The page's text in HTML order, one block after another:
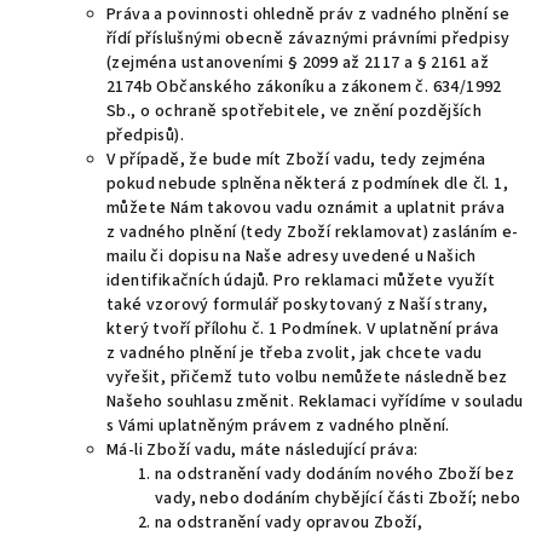
Práva a povinnosti ohledně práv z vadného plnění se
řídí příslušnými obecně závaznými právními předpisy
(zejména ustanoveními § 2099 až 2117 a § 2161 až
2174b Občanského zákoníku a zákonem č. 634/1992
Sb., o ochraně spotřebitele, ve znění pozdějších
předpisů).
V případě, že bude mít Zboží vadu, tedy zejména
pokud nebude splněna některá z podmínek dle čl. 1,
můžete Nám takovou vadu oznámit a uplatnit práva
z vadného plnění (tedy Zboží reklamovat) zasláním e-
mailu či dopisu na Naše adresy uvedené u Našich
identifikačních údajů. Pro reklamaci můžete využít
také vzorový formulář poskytovaný z Naší strany,
který tvoří přílohu č. 1 Podmínek. V uplatnění práva
z vadného plnění je třeba zvolit, jak chcete vadu
vyřešit, přičemž tuto volbu nemůžete následně bez
Našeho souhlasu změnit. Reklamaci vyřídíme v souladu
s Vámi uplatněným právem z vadného plnění.
Má-li Zboží vadu, máte následující práva:
na odstranění vady dodáním nového Zboží bez
vady, nebo dodáním chybějící části Zboží; nebo
na odstranění vady opravou Zboží,